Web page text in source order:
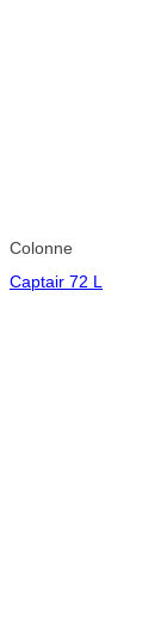
Colonne
Captair 72 L